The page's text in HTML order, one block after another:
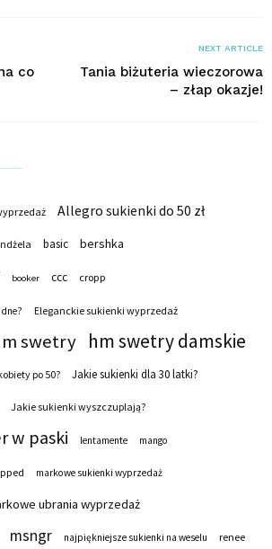
co
NEXT ARTICLE
Tania biżuteria wieczorowa
– złap okazje!
Allegro sukienki do 50 zł
basic bershka
booker ccc cropp
Eleganckie sukienki wyprzedaż
m swetry hm swetry damskie
po 50? Jakie sukienki dla 30 latki?
Jakie sukienki wyszczuplają?
w paski lentamente mango
markowe sukienki wyprzedaż
ubrania wyprzedaż
msngr najpiękniejsze sukienki na weselu renee